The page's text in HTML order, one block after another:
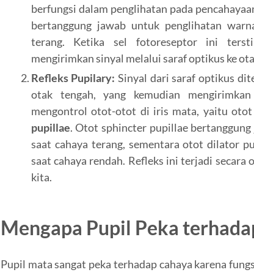
berfungsi dalam penglihatan pada
bertanggung jawab untuk penglihatan
terang. Ketika sel fotoreseptor ini
mengirimkan sinyal melalui saraf optikus ke
Refleks Pupilary: Sinyal dari saraf optikus
otak tengah, yang kemudian
mengontrol otot-otot di iris mata, yaitu otot
pupillae. Otot sphincter pupillae
saat cahaya terang, sementara otot dilator
saat cahaya rendah. Refleks ini terjadi
kita.
Mengapa Pupil Peka
Pupil mata sangat peka terhadap cahaya karena